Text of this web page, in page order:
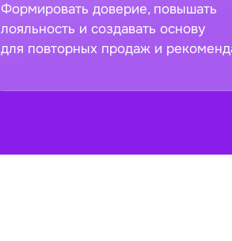
Формировать доверие, повышать
лояльность и создавать основу
для повторных продаж и